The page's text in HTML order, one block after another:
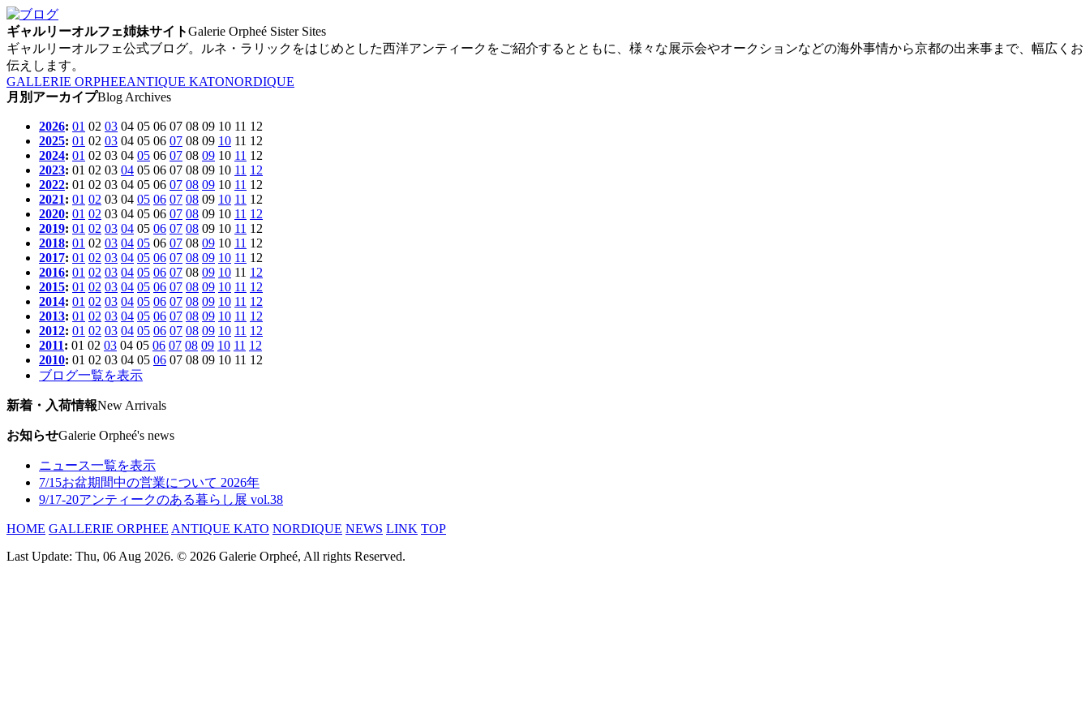
ギャルリーオルフェ姉妹サイトGalerie Orpheé Sister Sites
ギャルリーオルフェ公式ブログ。ルネ・ラリックをはじめとした西洋アンティークをご紹介するとともに、様々な展示会やオークションなどの海外事情から京都の出来事まで、幅広くお
伝えします。
GALLERIE ORPHEEANTIQUE KATONORDIQUE
月別アーカイプBlog Archives
2026: 01 02 03 04 05 06 07 08 09 10 11 12
2025: 01 02 03 04 05 06 07 08 09 10 11 12
2024: 01 02 03 04 05 06 07 08 09 10 11 12
2023: 01 02 03 04 05 06 07 08 09 10 11 12
2022: 01 02 03 04 05 06 07 08 09 10 11 12
2021: 01 02 03 04 05 06 07 08 09 10 11 12
2020: 01 02 03 04 05 06 07 08 09 10 11 12
2019: 01 02 03 04 05 06 07 08 09 10 11 12
2018: 01 02 03 04 05 06 07 08 09 10 11 12
2017: 01 02 03 04 05 06 07 08 09 10 11 12
2016: 01 02 03 04 05 06 07 08 09 10 11 12
2015: 01 02 03 04 05 06 07 08 09 10 11 12
2014: 01 02 03 04 05 06 07 08 09 10 11 12
2013: 01 02 03 04 05 06 07 08 09 10 11 12
2012: 01 02 03 04 05 06 07 08 09 10 11 12
2011: 01 02 03 04 05 06 07 08 09 10 11 12
2010: 01 02 03 04 05 06 07 08 09 10 11 12
ブログ一覧を表示
新着・入荷情報New Arrivals
お知らせGalerie Orpheé's news
ニュース一覧を表示
7/15お盆期間中の営業について 2026年
9/17-20アンティークのある暮らし展 vol.38
HOME GALLERIE ORPHEE ANTIQUE KATO NORDIQUE NEWS LINK TOP
Last Update: Thu, 06 Aug 2026. © 2026 Galerie Orpheé, All rights Reserved.